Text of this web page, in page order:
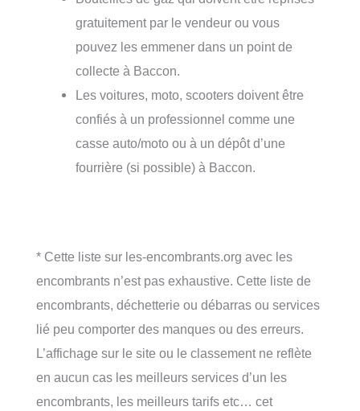
gratuitement par le vendeur ou vous
pouvez les emmener dans un point de
collecte à Baccon.
Les voitures, moto, scooters doivent être
confiés à un professionnel comme une
casse auto/moto ou à un dépôt d’une
fourrière (si possible) à Baccon.
* Cette liste sur les-encombrants.org avec les
encombrants n’est pas exhaustive. Cette liste de
encombrants, déchetterie ou débarras ou services
lié peu comporter des manques ou des erreurs.
L’affichage sur le site ou le classement ne reflète
en aucun cas les meilleurs services d’un les
encombrants, les meilleurs tarifs etc… cet